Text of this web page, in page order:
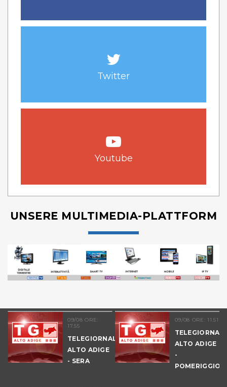
Twitter
Youtube
UNSERE MULTIMEDIA-PLATTFORM
09/08 ORE:
17.55
TELEGIORNALE
ALTO ADIGE
- SERA
09/08 ORE: 11.51
ALTO ADIGE
-
POMERIGGIO